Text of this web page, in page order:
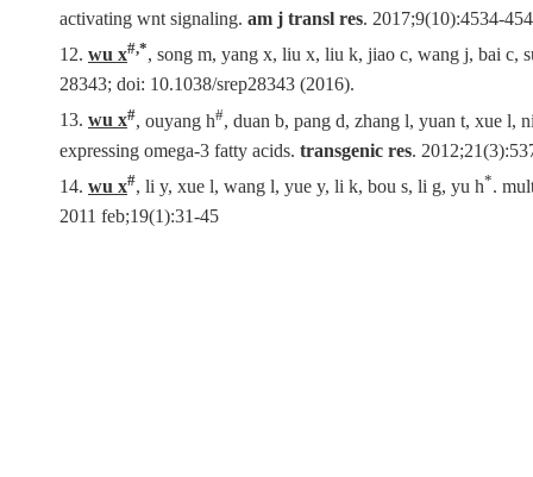
activating wnt signaling. am j transl res. 2017;9(10):4534-
12. wu x#,*, song m, yang x, liu x, liu k, jiao c, wang j, bai c,
28343; doi: 10.1038/srep28343 (2016).
13. wu x#, ouyang h#, duan b, pang d, zhang l, yuan t, xue l,
expressing omega-3 fatty acids. transgenic res.
14. wu x#, li y, xue l, wang l, yue y, li k, bou s, li g, yu h*.
2011 feb;19(1):31-45